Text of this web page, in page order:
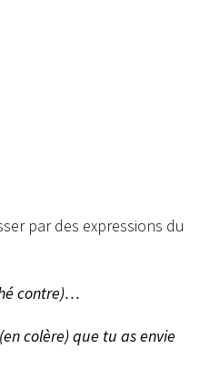
par des expressions du
contre)…
colère) que tu as envie